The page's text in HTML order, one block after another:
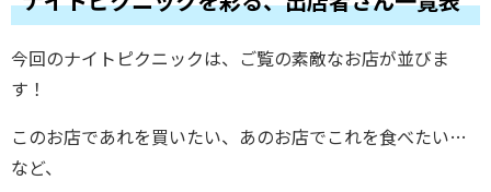
今回のナイトピクニックは、ご覧の素敵なお店が並びま
す！
このお店であれを買いたい、あのお店でこれを食べたい…
など、